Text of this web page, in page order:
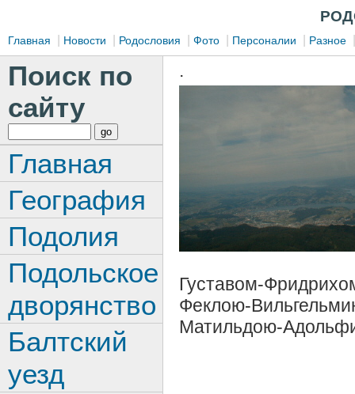
Главная Новости Родословия Фото Персоналии Разное
.
Густавом-
Феклою-
Матильдою-
Поиск по
сайту
Главная
География
Подолия
Подольское
дворянство
Балтский
уезд